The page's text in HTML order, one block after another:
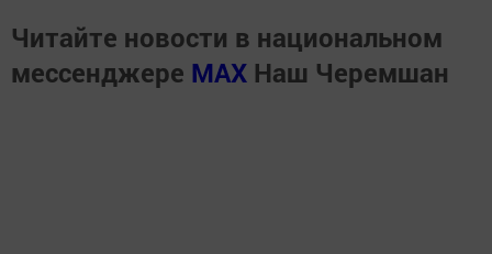
Читайте новости в национальном
мессенджере MАХ Наш Черемшан